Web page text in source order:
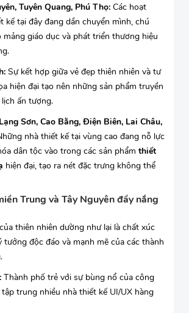
Tuyên Quang, Phú Thọ: Các hoạt
kế tại đây đang dần chuyển mình, chú
mảng giáo dục và phát triển thương hiệu
Sự kết hợp giữa vẻ đẹp thiên nhiên và tư
hiện đại tạo nên những sản phẩm truyền
ấn tượng.
Sơn, Cao Bằng, Điện Biên, Lai Châu,
nhà thiết kế tại vùng cao đang nỗ lực
dân tộc vào trong các sản phẩm thiết
hiện đại, tạo ra nét đặc trưng không thể
Trung và Tây Nguyên đầy nắng
thiên nhiên dường như lại là chất xúc
tưởng độc đáo và mạnh mẽ của các thành
Thành phố trẻ với sự bùng nổ của công
tập trung nhiều nhà thiết kế UI/UX hàng